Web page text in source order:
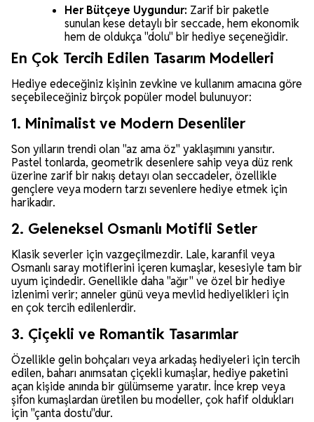
Her Bütçeye Uygundur: Zarif bir paketle
sunulan kese detaylı bir seccade, hem ekonomik
hem de oldukça "dolu" bir hediye seçeneğidir.
En Çok Tercih Edilen Tasarım Modelleri
Hediye edeceğiniz kişinin zevkine ve kullanım amacına göre
seçebileceğiniz birçok popüler model bulunuyor:
1. Minimalist ve Modern Desenliler
Son yılların trendi olan "az ama öz" yaklaşımını yansıtır.
Pastel tonlarda, geometrik desenlere sahip veya düz renk
üzerine zarif bir nakış detayı olan seccadeler, özellikle
gençlere veya modern tarzı sevenlere hediye etmek için
harikadır.
2. Geleneksel Osmanlı Motifli Setler
Klasik severler için vazgeçilmezdir. Lale, karanfil veya
Osmanlı saray motiflerini içeren kumaşlar, kesesiyle tam bir
uyum içindedir. Genellikle daha "ağır" ve özel bir hediye
izlenimi verir; anneler günü veya mevlid hediyelikleri için
en çok tercih edilenlerdir.
3. Çiçekli ve Romantik Tasarımlar
Özellikle gelin bohçaları veya arkadaş hediyeleri için tercih
edilen, baharı anımsatan çiçekli kumaşlar, hediye paketini
açan kişide anında bir gülümseme yaratır. İnce krep veya
şifon kumaşlardan üretilen bu modeller, çok hafif oldukları
için "çanta dostu"dur.